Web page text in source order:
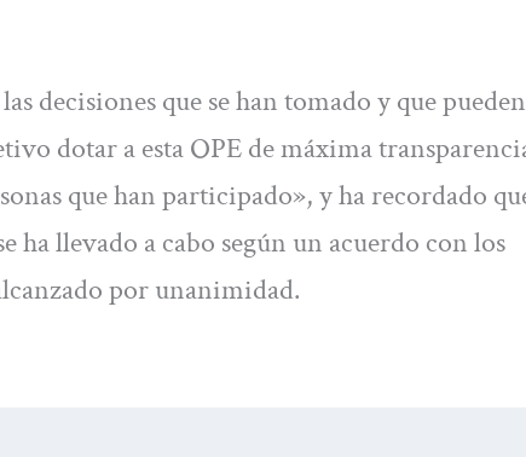
decisiones que se han tomado y que
dotar a esta OPE de máxima
que han participado», y ha recordado
ha llevado a cabo según un acuerdo con los
por unanimidad.